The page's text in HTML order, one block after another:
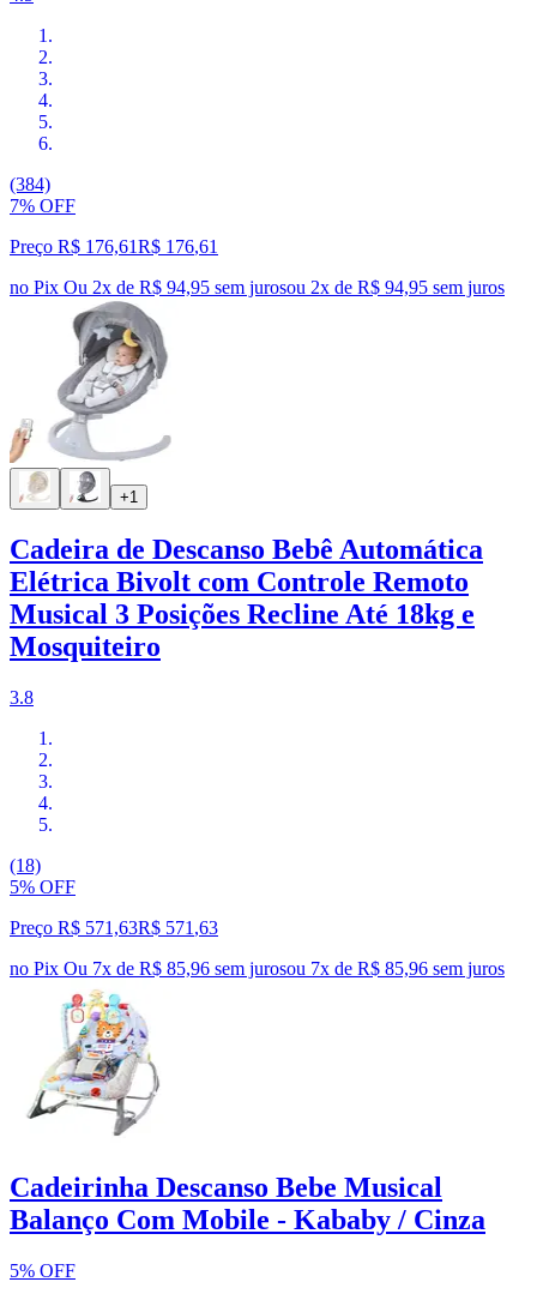
(384)
7% OFF
Preço R$ 176,61R$ 176,61
no Pix Ou 2x de R$ 94,95 sem jurosou 2x de R$ 94,95 sem juros
+1
Cadeira de Descanso Bebê Automática
Elétrica Bivolt com Controle Remoto
Musical 3 Posições Recline Até 18kg e
Mosquiteiro
3.8
(18)
5% OFF
Preço R$ 571,63R$ 571 ,63
no Pix Ou 7x de R$ 85,96 sem jurosou 7x de R$ 85,96 sem juros
Cadeirinha Descanso Bebe Musical
Balanço Com Mobile - Kababy / Cinza
5% OFF